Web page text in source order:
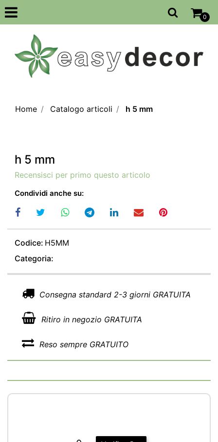
Open
0
Home Catalogo articoli h 5 mm
h 5 mm
Recensisci per primo questo articolo
Condividi anche su:
Codice: H5MM
Categoria:
Consegna standard 2-3 giorni GRATUITA
Ritiro in negozio GRATUITA
Reso sempre GRATUITO